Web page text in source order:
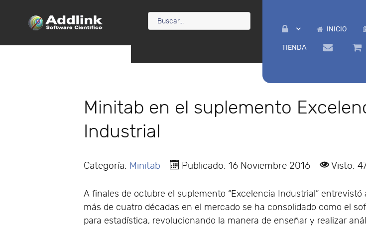
INICIO
TIENDA
Minitab en el suplemento
Industrial
Categoría: Minitab Publicado: 16 Noviembre 2016 Visto:
A finales de octubre el suplemento “Excelencia Industrial” entrevistó
más de cuatro décadas en el mercado se ha consolidado como el
para estadística, revolucionando la manera de enseñar y realizar